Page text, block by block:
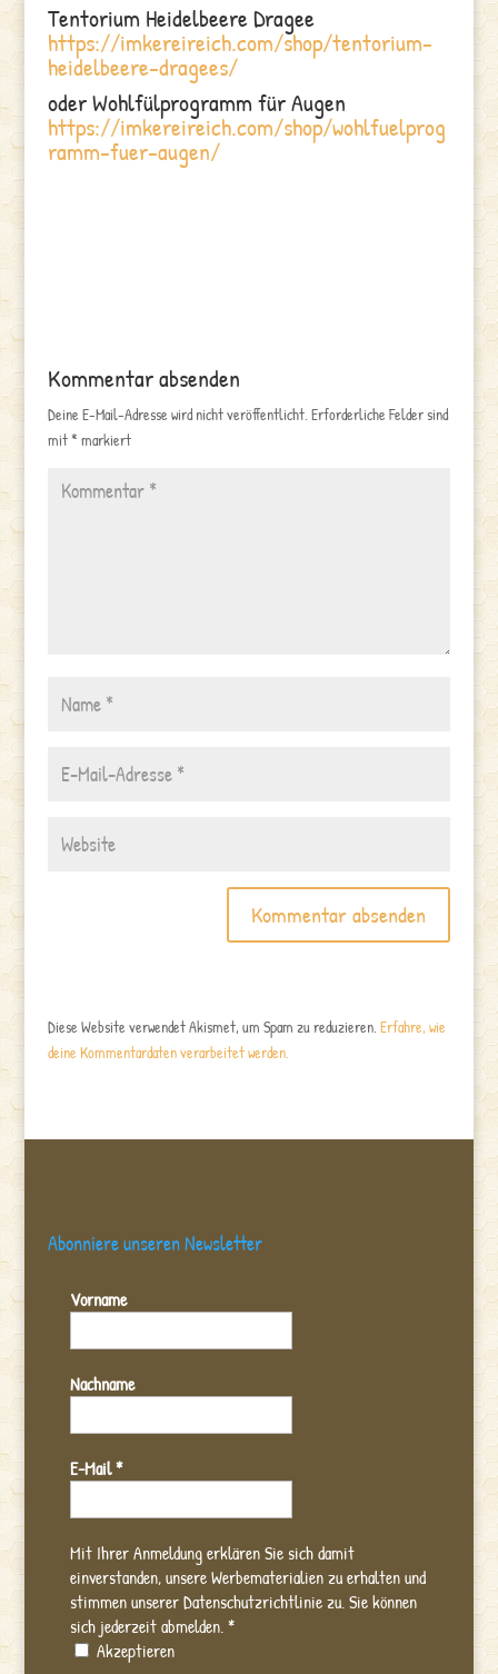
Tentorium Heidelbeere Dragee
https://imkereireich.com/shop/tentorium-
heidelbeere-dragees/
oder Wohlfülprogramm für Augen
https://imkereireich.com/shop/wohlfuelprog
ramm-fuer-augen/
Kommentar absenden
Deine E-Mail-Adresse wird nicht veröffentlicht. Erforderliche Felder sind
mit* markiert
Diese Website verwendet Akismet, um Spam zu reduzieren. Erfahre, wie
deine Kommentardaten verarbeitet werden.
Abonniere unseren Newsletter
Vorname
Nachname
E-Mail*
Mit Ihrer Anmeldung erklären Sie sich damit
einverstanden, unsere Werbematerialien zu erhalten und
stimmen unserer Datenschutzrichtlinie zu. Sie können
sich jederzeit abmelden.*
Akzeptieren